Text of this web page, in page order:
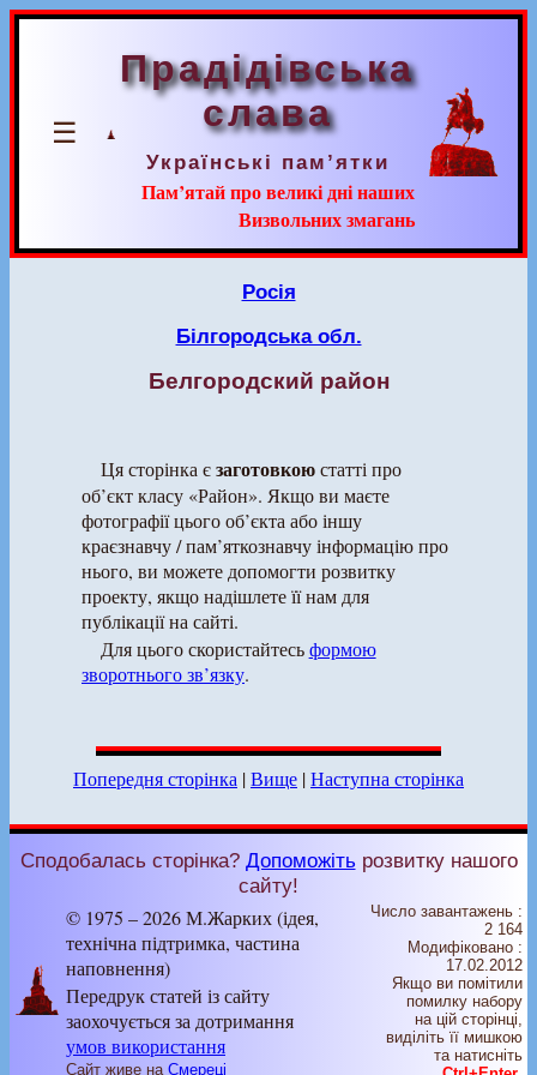
☰
Прадідівська
слава
Українські пам’ятки
Пам’ятай про великі дні наших
Визвольних змагань
Росія
Білгородська обл.
Белгородский район
Ця сторінка єзаготовкоюстатті про
об’єкт класу «Район». Якщо ви маєте
фотографії цього об’єкта або іншу
краєзнавчу / пам’яткознавчу інформацію про
нього, ви можете допомогти розвитку
проекту, якщо надішлете її нам для
публікації на сайті.
Для цього скористайтесьформою
зворотнього зв’язку.
Попередня сторінка |Вище |Наступна сторінка
Сподобалась сторінка? Допоможітьрозвитку нашого
сайту!
© 1975 – 2026 М.Жарких (ідея,
технічна підтримка, частина
наповнення)
Передрук статей із сайту
заохочується за дотримання
умов використання
Сайт живе на Смереці
Число завантажень :
2 164
Модифіковано :
17.02.2012
Якщо ви помітили
помилку набору
на цiй сторiнцi,
видiлiть її мишкою
та натисніть